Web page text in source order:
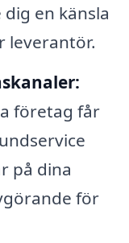
en känsla
leverantör.
företag får
på dina
för